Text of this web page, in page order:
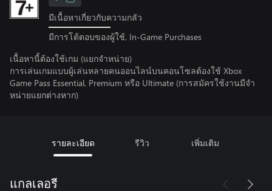
มีเนื้อหาเกี่ยวกับความกลัว
มีการโต้ตอบของผู้ใช้, In-Game Purchases
เนื้อหานี้ต้องใช้เกม (แยกจำหน่าย)
การเล่นเกมแบบผู้เล่นหลายคนออนไลน์บนคอนโซลต้องใช้ Xbox
Game Pass Essential, Premium หรือ Ultimate (การสมัครใช้งานมีจํา
หน่ายแยกต่างหาก)
รายละเอียด รีวิว เพิ่มเติม
แกลเลอรี